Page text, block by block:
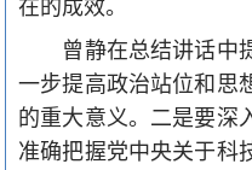
在的成效。
曾静在总结讲话中提
一步提高政治站位和思
的重大意义。二是要深
准确把握党中央关于科